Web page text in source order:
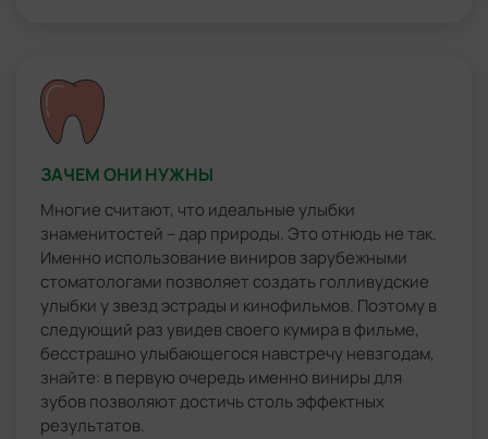
ЗАЧЕМ ОНИ НУЖНЫ
Многие считают, что идеальные улыбки
знаменитостей – дар природы. Это отнюдь не так.
Именно использование виниров зарубежными
стоматологами позволяет создать голливудские
улыбки у звезд эстрады и кинофильмов. Поэтому в
следующий раз увидев своего кумира в фильме,
бесстрашно улыбающегося навстречу невзгодам,
знайте: в первую очередь именно виниры для
зубов позволяют достичь столь эффектных
результатов.